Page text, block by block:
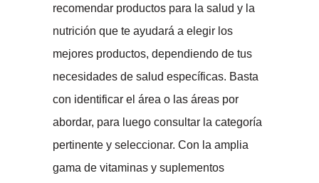
recomendar productos para la salud y la
nutrición que te ayudará a elegir los
mejores productos, dependiendo de tus
necesidades de salud específicas. Basta
con identificar el área o las áreas por
abordar, para luego consultar la categoría
pertinente y seleccionar. Con la amplia
gama de vitaminas y suplementos